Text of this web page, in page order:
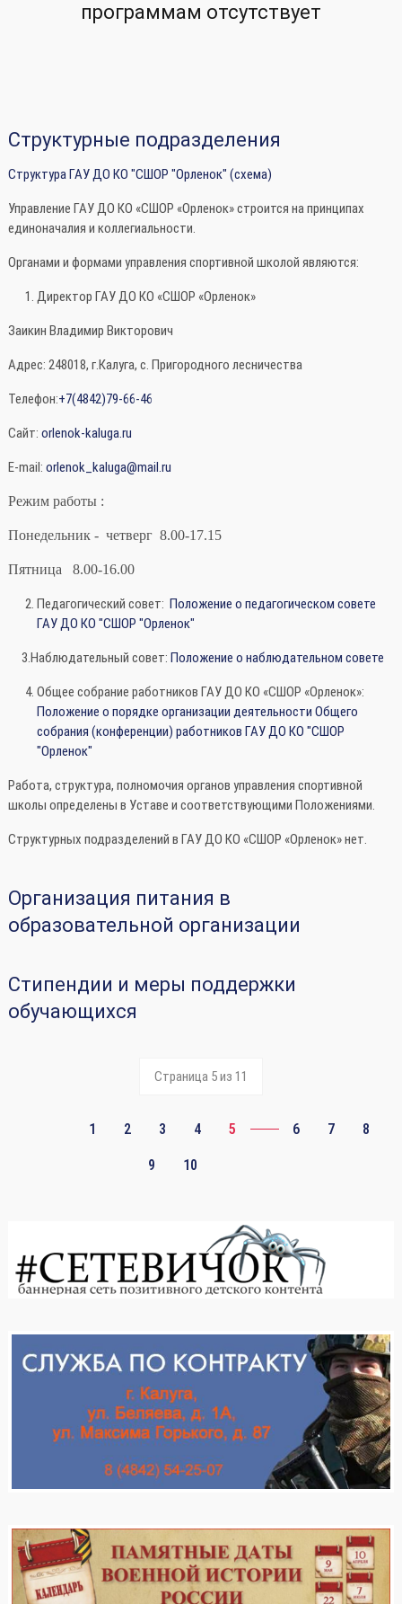
программам отсутствует
Структурные подразделения
Структура ГАУ ДО КО "СШОР "Орленок" (схема)
Управление ГАУ ДО КО «СШОР «Орленок» строится на принципах
единоначалия и коллегиальности.
Органами и формами управления спортивной школой являются:
Директор ГАУ ДО КО «СШОР «Орленок»
Заикин Владимир Викторович
Адрес: 248018, г.Калуга, с. Пригородного лесничества
Телефон:+7(4842)79-66-46
Сайт: orlenok-kaluga.ru
E-mail: orlenok_kaluga@mail.ru
Режим работы :
Понедельник - четверг 8.00-17.15
Пятница 8.00-16.00
Педагогический совет: Положение о педагогическом совете
ГАУ ДО КО "СШОР "Орленок"
3.Наблюдательный совет: Положение о наблюдательном совете
Общее собрание работников ГАУ ДО КО «СШОР «Орленок»:
Положение о порядке организации деятельности Общего
собрания (конференции) работников ГАУ ДО КО "СШОР
"Орленок"
Работа, структура, полномочия органов управления спортивной
школы определены в Уставе и соответствующими Положениями.
Структурных подразделений в ГАУ ДО КО «СШОР «Орленок» нет.
Организация питания в
образовательной организации
Стипендии и меры поддержки
обучающихся
Страница 5 из 11
1 2 3 4 5 6 7 8
9 10